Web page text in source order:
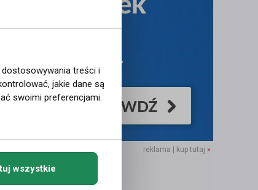
reklama | kup tutaj »
treści i
jakie dane są
swoimi preferencjami.
wszystkie